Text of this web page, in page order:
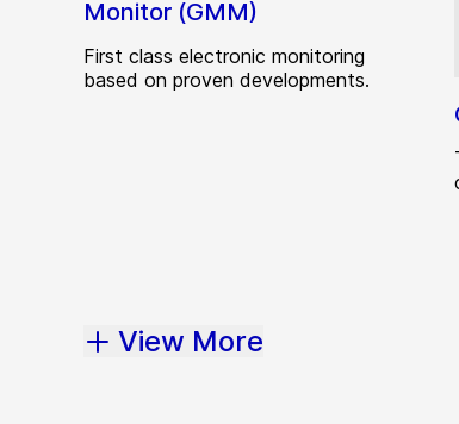
Monitor (GMM)
First class electronic monitoring
based on proven developments.
View More